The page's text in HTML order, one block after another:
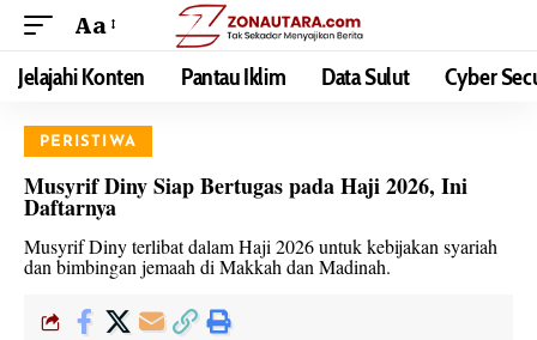
Aa
Jelajahi Konten Pantau Iklim Data Sulut Cyber
PERISTIWA
Musyrif Diny Siap Bertugas pada Haji 2026, Ini
Daftarnya
Musyrif Diny terlibat dalam Haji 2026 untuk kebijakan syariah
dan bimbingan jemaah di Makkah dan Madinah.